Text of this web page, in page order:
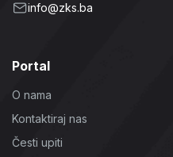
info@zks.ba
Portal
O nama
Kontaktiraj nas
Česti upiti